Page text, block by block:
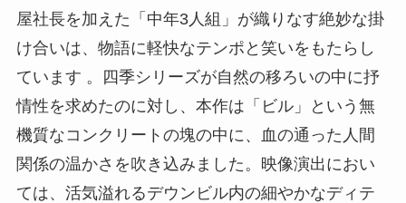
屋社長を加えた「中年3人組」が織りなす絶妙な掛
け合いは、物語に軽快なテンポと笑いをもたらし
ています 。四季シリーズが自然の移ろいの中に抒
情性を求めたのに対し、本作は「ビル」という無
機質なコンクリートの塊の中に、血の通った人間
関係の温かさを吹き込みました。映像演出におい
ては、活気溢れるデウンビル内の細やかなディテ